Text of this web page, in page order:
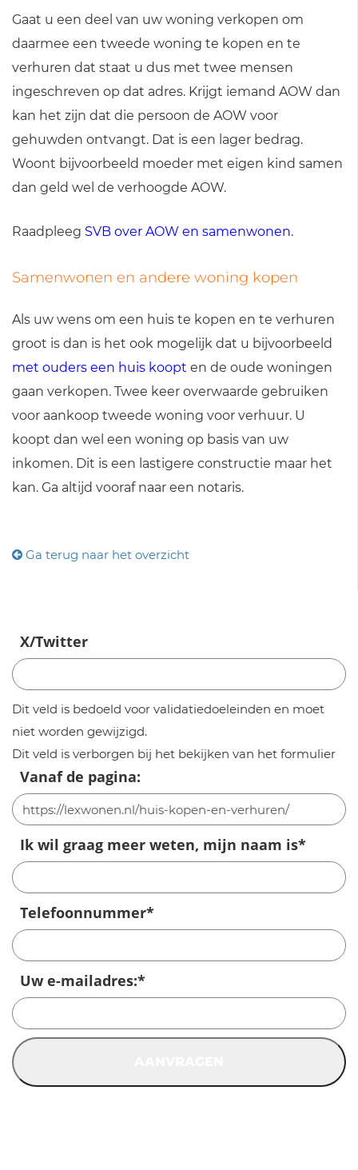
Gaat u een deel van uw woning verkopen om
daarmee een tweede woning te kopen en te
verhuren dat staat u dus met twee mensen
ingeschreven op dat adres. Krijgt iemand AOW dan
kan het zijn dat die persoon de AOW voor
gehuwden ontvangt. Dat is een lager bedrag.
Woont bijvoorbeeld moeder met eigen kind samen
dan geld wel de verhoogde AOW.
Raadpleeg SVB over AOW en samenwonen.
Samenwonen en andere woning kopen
Als uw wens om een huis te kopen en te verhuren
groot is dan is het ook mogelijk dat u bijvoorbeeld
met ouders een huis koopt en de oude woningen
gaan verkopen. Twee keer overwaarde gebruiken
voor aankoop tweede woning voor verhuur. U
koopt dan wel een woning op basis van uw
inkomen. Dit is een lastigere constructie maar het
kan. Ga altijd vooraf naar een notaris.
Ga terug naar het overzicht
X/Twitter
Dit veld is bedoeld voor validatiedoeleinden en moet
niet worden gewijzigd.
Dit veld is verborgen bij het bekijken van het formulier
Vanaf de pagina:
Ik wil graag meer weten, mijn naam is*
Telefoonnummer*
Uw e-mailadres:*